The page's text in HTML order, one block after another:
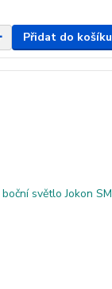
Přidat do košíku